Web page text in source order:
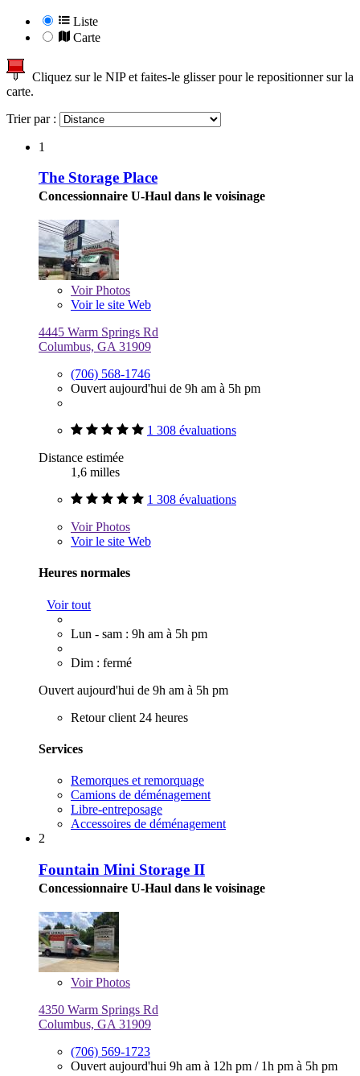
Liste
Carte
Cliquez sur le NIP et faites-le glisser pour le repositionner sur la
carte.
Trier par :
1
The Storage Place
Concessionnaire U-Haul dans le voisinage
VoirPhotos
Voir le site Web
4445 Warm Springs Rd
Columbus, GA 31909
(706) 568-1746
Ouvert aujourd'hui de 9h am à 5h pm
1 308 évaluations
Distance estimée
1,6 milles
1 308 évaluations
VoirPhotos
Voir le site Web
Heures normales
Voir tout
Lun - sam : 9h am à 5h pm
Dim : fermé
Ouvert aujourd'hui de 9h am à 5h pm
Retour client 24 heures
Services
Remorques et remorquage
Camions de déménagement
Libre-entreposage
Accessoires de déménagement
2
Fountain Mini Storage II
Concessionnaire U-Haul dans le voisinage
VoirPhotos
4350 Warm Springs Rd
Columbus, GA 31909
(706) 569-1723
Ouvert aujourd'hui 9h am à 12h pm / 1h pm à 5h pm